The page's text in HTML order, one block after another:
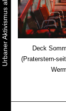
Deck
(Praterstern-